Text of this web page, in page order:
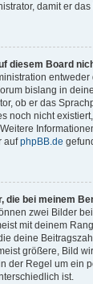
damit er
diesem Board
bislang in
ob er das
noch nicht
aufphpBB.de
die bei meinem
zwei Bilder
mit deinem
deine
größere, Bild
der Regel um ein
ist.